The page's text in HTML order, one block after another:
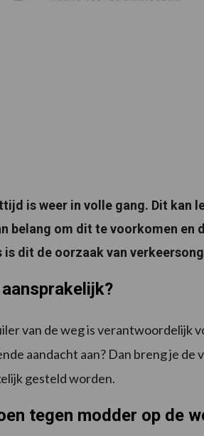
is weer in volle gang. Dit kan
belang om dit te voorkomen
dit de oorzaak van
van de weg is verantwoordelijk
aandacht aan? Dan breng je
gesteld worden.
tegen modder op de